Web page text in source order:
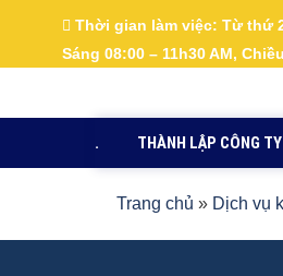
nội
Thời gian làm việc: Từ thứ
Sáng 08:00 – 11h30 AM,
. THÀNH LẬP CÔNG TY
Trang chủ » Dịch vụ